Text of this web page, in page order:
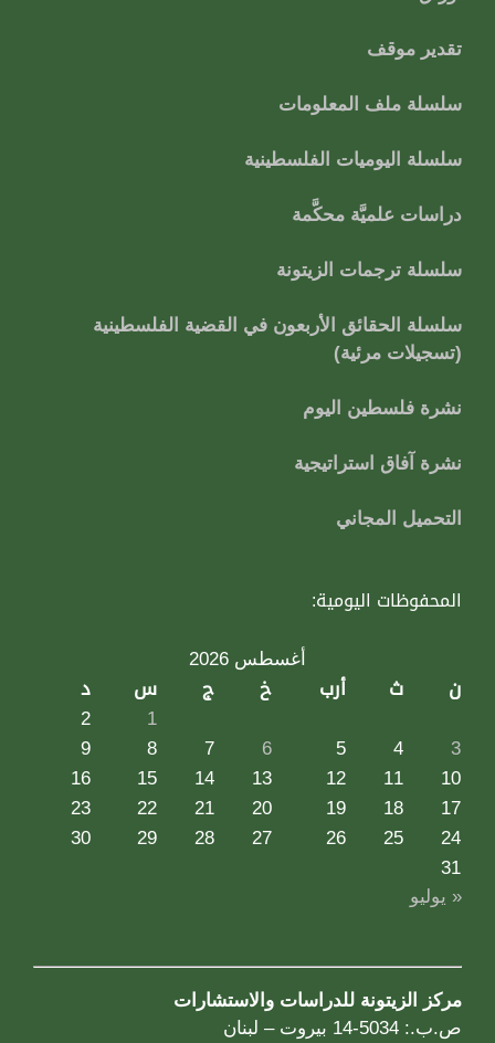
تقدير موقف
سلسلة ملف المعلومات
سلسلة اليوميات الفلسطينية
دراسات علميَّة محكَّمة
سلسلة ترجمات الزيتونة
سلسلة الحقائق الأربعون في القضية الفلسطينية
(تسجيلات مرئية)
نشرة فلسطين اليوم
نشرة آفاق استراتيجية
التحميل المجاني
المحفوظات اليومية:
أغسطس 2026
ن ث أرب خ ج س د
1
2
3
4
5
6
7
8
9
10
11
12
13
14
15
16
17
18
19
20
21
22
23
24
25
26
27
28
29
30
31
« يوليو
مركز الزيتونة للدراسات والاستشارات
ص.ب.: 5034-14 بيروت – لبنان